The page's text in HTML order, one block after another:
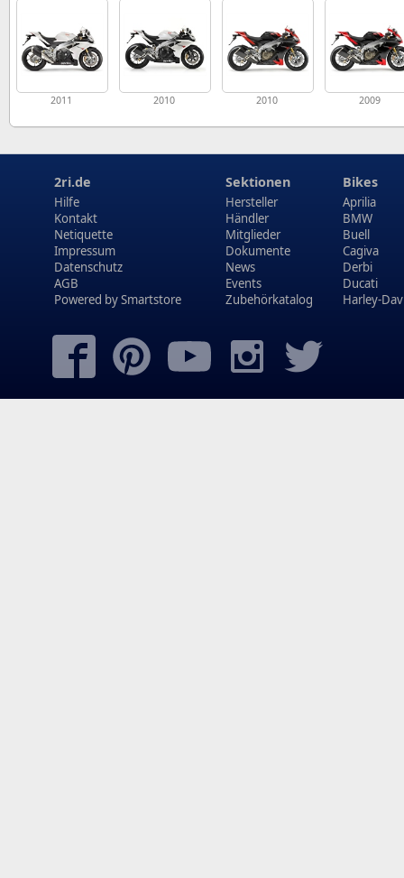
2011 2010 2010 2009
2ri.de
Hilfe
Kontakt
Netiquette
Impressum
Datenschutz
AGB
Powered bySmartstore
Sektionen
Hersteller
Händler
Mitglieder
Dokumente
News
Events
Zubehörkatalog
Bikes
Aprilia
BMW
Buell
Cagiva
Derbi
Ducati
Harley-